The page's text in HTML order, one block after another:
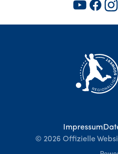
Impressum
© 2026 Offizielle